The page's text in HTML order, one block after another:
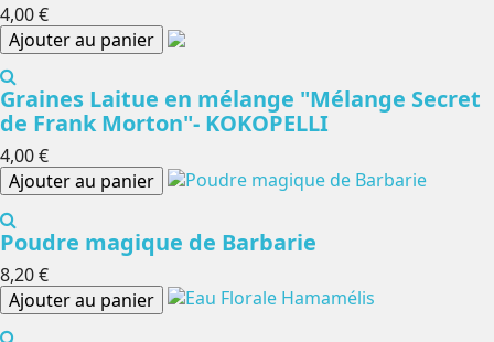
4,00 €
Ajouter au panier
Graines Laitue en mélange "Mélange Secret
de Frank Morton"- KOKOPELLI
4,00 €
Ajouter au panier
Poudre magique de Barbarie
8,20 €
Ajouter au panier